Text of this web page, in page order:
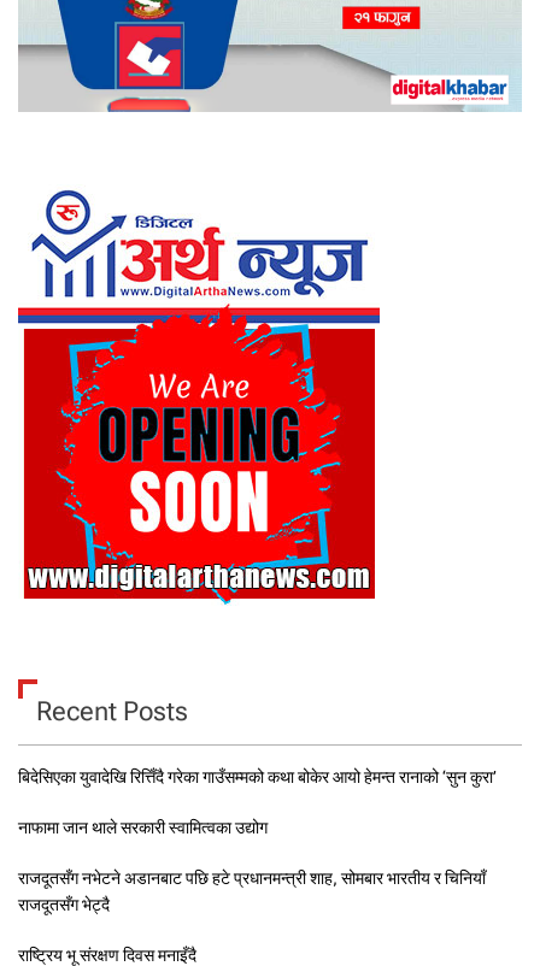
Recent Posts
बिदेसिएका युवादेखि रित्तिँदै गरेका गाउँसम्मको कथा बोकेर आयो हेमन्त रानाको ‘सुन कुरा’
नाफामा जान थाले सरकारी स्वामित्वका उद्योग
राजदूतसँग नभेटने अडानबाट पछि हटे प्रधानमन्त्री शाह, सोमबार भारतीय र चिनियाँ
राजदूतसँग भेट्दै
राष्ट्रिय भू संरक्षण दिवस मनाइँदै